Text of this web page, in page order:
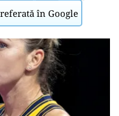
în Google